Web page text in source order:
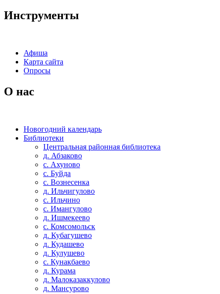
Инструменты
Афиша
Карта сайта
Опросы
О нас
Новогодний календарь
Библиотеки
Центральная районная библиотека
д. Абзаково
с. Ахуново
с. Буйда
с. Вознесенка
д. Ильчигулово
с. Ильчино
с. Имангулово
д. Ишмекеево
с. Комсомольск
д. Кубагушево
д. Кудашево
д. Кулушево
с. Кунакбаево
д. Курама
д. Малоказаккулово
д. Мансурово